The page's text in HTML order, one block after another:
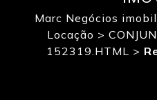
Marc Negócios
Locação >
152319.HTML >